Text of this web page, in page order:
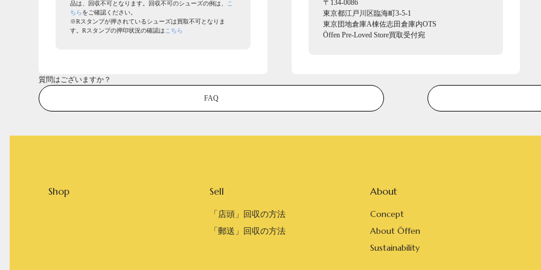
品は、回収不可となります。回収不可のシューズの例は、
こ
ちらをご確認ください。
※Rスタンプが押されているシューズは買取不可となりま
す。Rスタンプの押印状況の確認は こちら
〒134-0086
東京都江戸川区臨海町3-5-1
東京団地倉庫A棟佐志田倉庫内OTS
Öffen Pre-Loved Store買取受付宛
質問はございますか？
FAQ
Shop Sell
「店頭」回収の方法
「郵送」回収の方法
About
Concept
About Öffen
Sustainability